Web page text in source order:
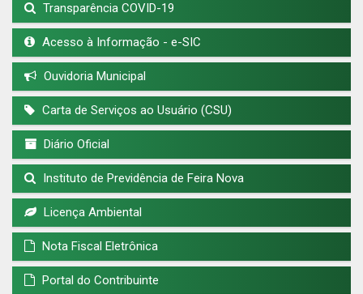
Transparência COVID-19
Acesso à Informação - e-SIC
Ouvidoria Municipal
Carta de Serviços ao Usuário (CSU)
Diário Oficial
Instituto de Previdência de Feira Nova
Licença Ambiental
Nota Fiscal Eletrônica
Portal do Contribuinte